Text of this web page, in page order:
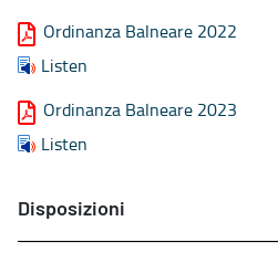
Ordinanza Balneare 2022
Listen
Ordinanza Balneare 2023
Listen
Disposizioni